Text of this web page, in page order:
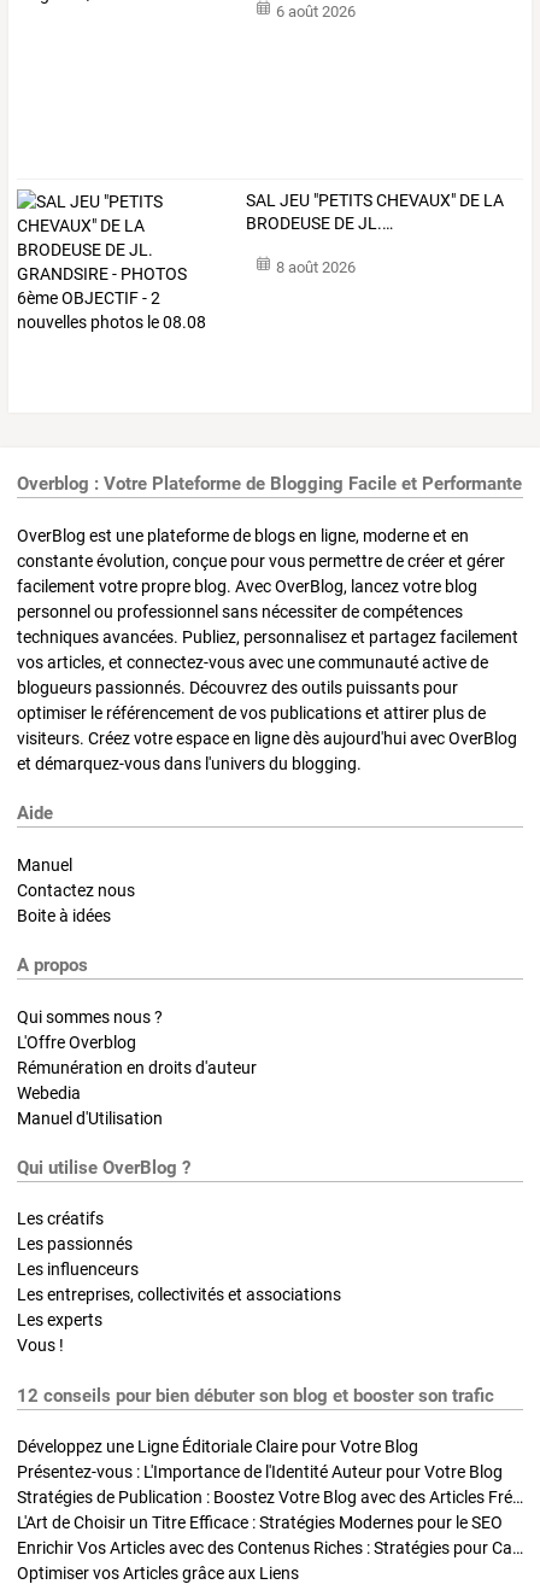
6 août 2026
SALJEU "PETITSCHEVAUX" DE LA
BRODEUSE DEJL.…
8 août 2026
Overblog : Votre Plateforme de Blogging Facile et Performante
OverBlog est une plateforme de blogs en ligne, moderne et en
constante évolution, conçue pour vous permettre de créer et gérer
facilement votre propre blog. Avec OverBlog, lancez votre blog
personnel ou professionnel sans nécessiter de compétences
techniques avancées. Publiez, personnalisez et partagez facilement
vos articles, et connectez-vous avec une communauté active de
blogueurs passionnés. Découvrez des outils puissants pour
optimiser le référencement de vos publications et attirer plus de
visiteurs. Créez votre espace en ligne dès aujourd'hui avec OverBlog
et démarquez-vous dans l'univers du blogging.
Aide
Manuel
Contactez nous
Boite à idées
A propos
Qui sommes nous ?
L'Offre Overblog
Rémunération en droits d'auteur
Webedia
Manuel d'Utilisation
Qui utilise OverBlog ?
Les créatifs
Les passionnés
Les influenceurs
Les entreprises, collectivités et associations
Les experts
Vous !
12 conseils pour bien débuter son blog et booster son trafic
Développez une Ligne Éditoriale Claire pour Votre Blog
Présentez-vous : L'Importance de l'Identité Auteur pour Votre Blog
Stratégies de Publication : Boostez Votre Blog avec des Articles Fréquents et Exclusifs
L'Art de Choisir un Titre Efficace : Stratégies Modernes pour le SEO
Enrichir Vos Articles avec des Contenus Riches : Stratégies pour Captiver et Optimiser
Optimiser vos Articles grâce aux Liens